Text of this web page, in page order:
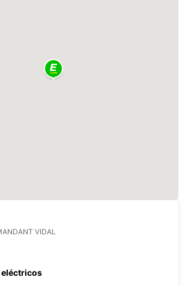
VIDAL